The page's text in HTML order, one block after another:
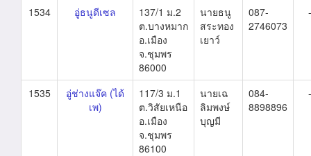
1534 อู่ธนูดีเซล
137/1 ม.2
ต.บางหมาก
อ.เมือง
จ.ชุมพร
86000
นายธนู
สระทอง
เยาว์
087-
2746073
-
1535
อู่ช่างแจ๊ค (ได้
เพ)
117/3 ม.1
ต.วิสัยเหนือ
อ.เมือง
จ.ชุมพร
86100
นายเฉ
ลิมพงษ์
บุญมี
084-
8898896
-